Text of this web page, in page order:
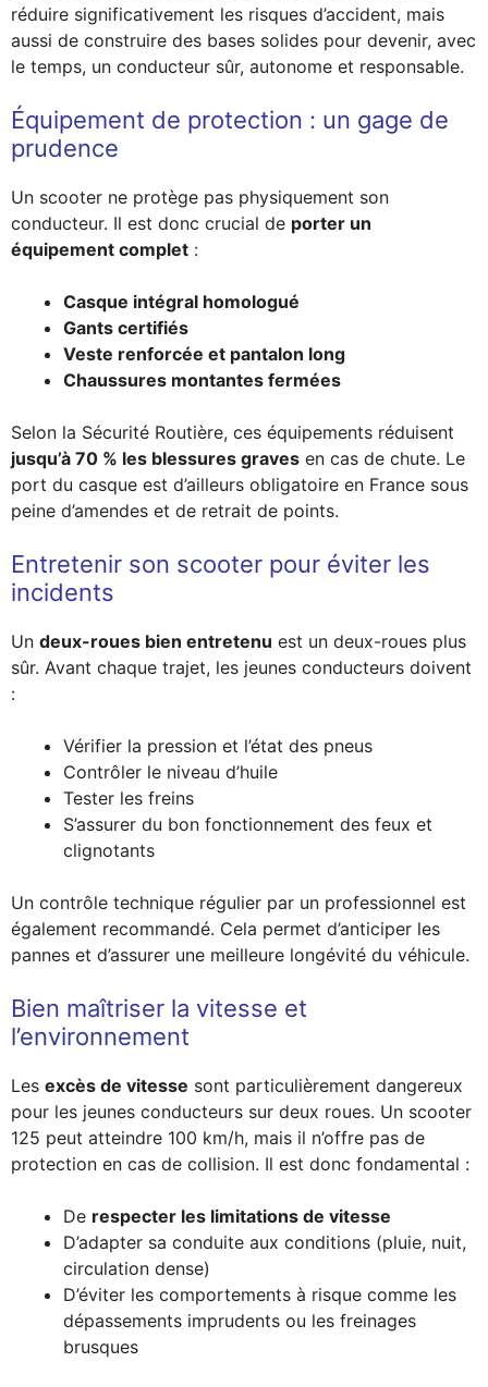
réduire significativement les risques d’accident, mais
aussi de construire des bases solides pour devenir, avec
le temps, un conducteur sûr, autonome et responsable.
Équipement de protection : un gage de
prudence
Un scooter ne protège pas physiquement son
conducteur. Il est donc crucial de porter un
équipement complet :
Casque intégral homologué
Gants certifiés
Veste renforcée et pantalon long
Chaussures montantes fermées
Selon la Sécurité Routière, ces équipements réduisent
jusqu’à 70 % les blessures graves en cas de chute. Le
port du casque est d’ailleurs obligatoire en France sous
peine d’amendes et de retrait de points.
Entretenir son scooter pour éviter les
incidents
Un deux-roues bien entretenu est un deux-roues plus
sûr. Avant chaque trajet, les jeunes conducteurs doivent
:
Vérifier la pression et l’état des pneus
Contrôler le niveau d’huile
Tester les freins
S’assurer du bon fonctionnement des feux et
clignotants
Un contrôle technique régulier par un professionnel est
également recommandé. Cela permet d’anticiper les
pannes et d’assurer une meilleure longévité du véhicule.
Bien maîtriser la vitesse et
l’environnement
Les excès de vitesse sont particulièrement dangereux
pour les jeunes conducteurs sur deux roues. Un scooter
125 peut atteindre 100 km/h, mais il n’offre pas de
protection en cas de collision. Il est donc fondamental :
De respecter les limitations de vitesse
D’adapter sa conduite aux conditions (pluie, nuit,
circulation dense)
D’éviter les comportements à risque comme les
dépassements imprudents ou les freinages
brusques